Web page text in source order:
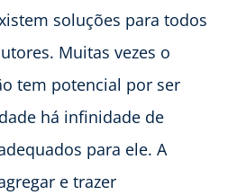
soluções para todos
Muitas vezes o
tem potencial por ser
há infinidade de
para ele. A
e trazer